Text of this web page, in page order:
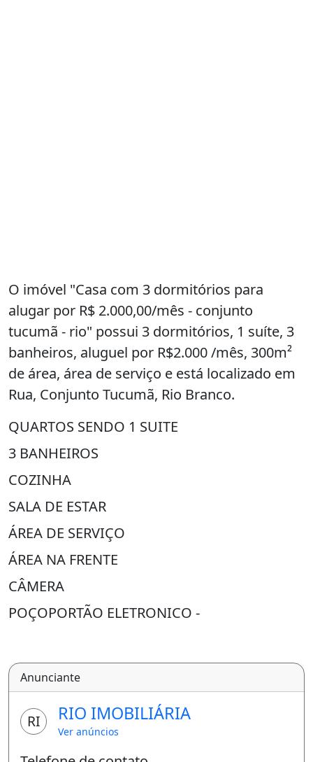
O imóvel "Casa com 3 dormitórios para
alugar por R$ 2.000,00/mês - conjunto
tucumã - rio" possui 3 dormitórios, 1 suíte, 3
banheiros, aluguel por R$2.000 /mês, 300m²
de área, área de serviço e está localizado em
Rua, Conjunto Tucumã, Rio Branco.
QUARTOS SENDO 1 SUITE
3 BANHEIROS
COZINHA
SALA DE ESTAR
ÁREA DE SERVIÇO
ÁREA NA FRENTE
CÂMERA
POÇOPORTÃO ELETRONICO -
Anunciante
RI RIO IMOBILIÁRIA
Ver anúncios